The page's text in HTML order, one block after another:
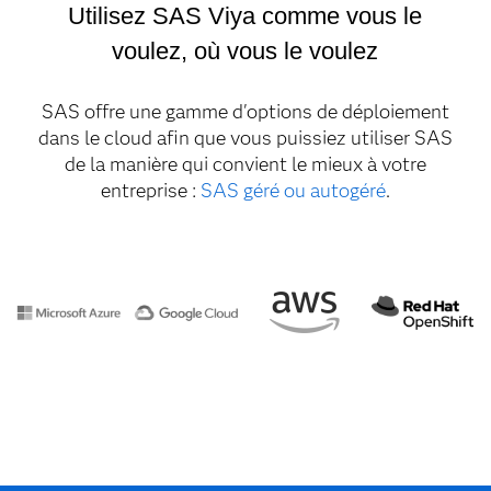
Utilisez SAS Viya comme vous le
voulez, où vous le voulez
SAS offre une gamme d'options de déploiement
dans le cloud afin que vous puissiez utiliser SAS
de la manière qui convient le mieux à votre
entreprise : SAS géré ou autogéré.